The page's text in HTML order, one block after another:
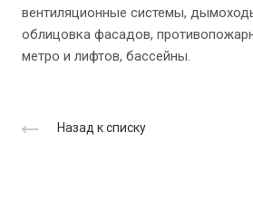
вентиляционные системы,
облицовка фасадов,
метро и лифтов, бассейны.
Назад к списку